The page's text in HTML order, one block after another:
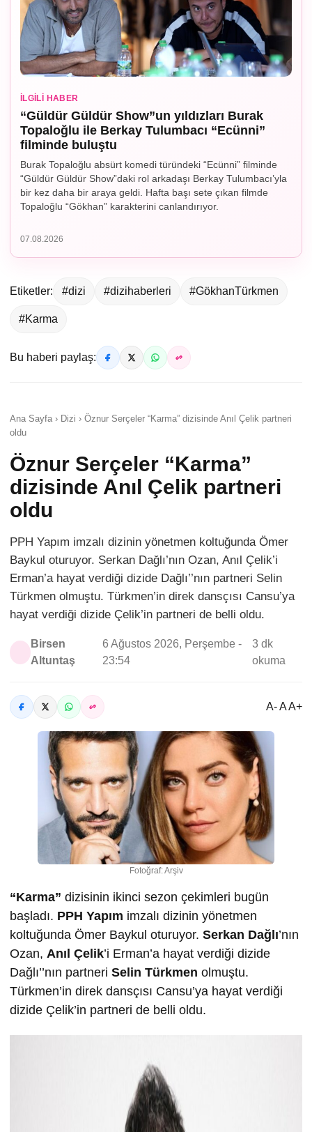
İLGILI HABER
“Güldür Güldür Show”un yıldızları Burak
Topaloğlu ile Berkay Tulumbacı “Ecünni”
filminde buluştu
Burak Topaloğlu absürt komedi türündeki “Ecünni” filminde
“Güldür Güldür Show”daki rol arkadaşı Berkay Tulumbacı’yla
bir kez daha bir araya geldi. Hafta başı sete çıkan filmde
Topaloğlu “Gökhan” karakterini canlandırıyor.
07.08.2026
Etiketler: #dizi #dizihaberleri #GökhanTürkmen
#Karma
Bu haberi paylaş:
Ana Sayfa › Dizi › Öznur Serçeler “Karma” dizisinde Anıl Çelik partneri
oldu
Öznur Serçeler “Karma”
dizisinde Anıl Çelik partneri
oldu
PPH Yapım imzalı dizinin yönetmen koltuğunda Ömer
Baykul oturuyor. Serkan Dağlı’nın Ozan, Anıl Çelik’i
Erman’a hayat verdiği dizide Dağlı’’nın partneri Selin
Türkmen olmuştu. Türkmen’in direk dansçısı Cansu’ya
hayat verdiği dizide Çelik’in partneri de belli oldu.
Birsen
Altuntaş
6 Ağustos 2026, Perşembe -
23:54
3 dk
okuma
A- A A+
Fotoğraf: Arşiv
“Karma” dizisinin ikinci sezon çekimleri bugün
başladı. PPH Yapım imzalı dizinin yönetmen
koltuğunda Ömer Baykul oturuyor. Serkan Dağlı’nın
Ozan, Anıl Çelik’i Erman’a hayat verdiği dizide
Dağlı’’nın partneri Selin Türkmen olmuştu.
Türkmen’in direk dansçısı Cansu’ya hayat verdiği
dizide Çelik’in partneri de belli oldu.